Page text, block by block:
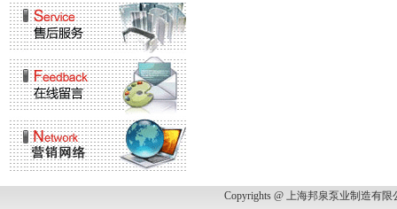
Copyrights @ 上海邦泉泵业制造有限